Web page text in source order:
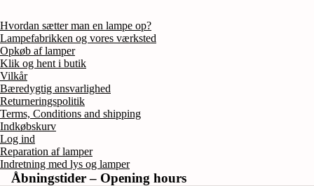
Hvordan sætter man en lampe op?
Lampefabrikken og vores værksted
Opkøb af lamper
Klik og hent i butik
Vilkår
Bæredygtig ansvarlighed
Returneringspolitik
Terms, Conditions and shipping
Indkøbskurv
Log ind
Reparation af lamper
Indretning med lys og lamper
Åbningstider – Opening hours